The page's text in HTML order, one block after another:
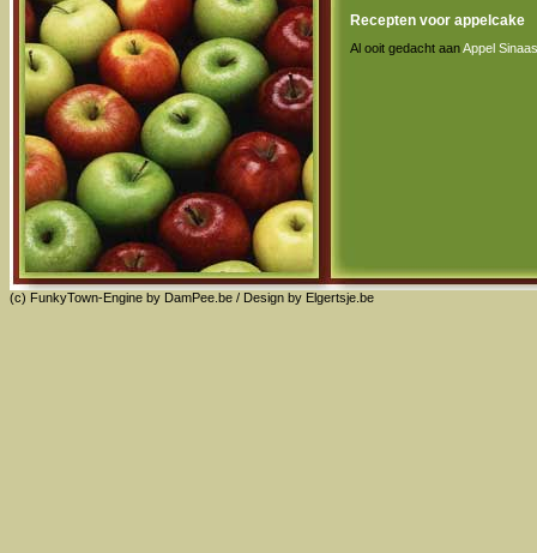
Recepten voor appelcake
Al ooit gedacht aanAppel
(c) FunkyTown-Engine by DamPee.be / Design by Elgertsje.be